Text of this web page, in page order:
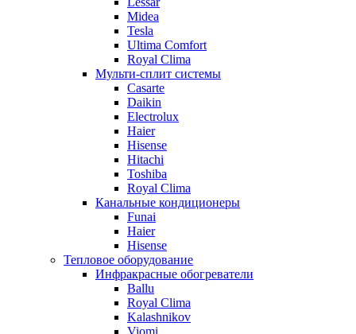
Midea
Tesla
Ultima Comfort
Royal Clima
Мульти-сплит системы
Casarte
Daikin
Electrolux
Haier
Hisense
Hitachi
Toshiba
Royal Clima
Канальные кондиционеры
Funai
Haier
Hisense
Тепловое оборудование
Инфракрасные обогреватели
Ballu
Royal Clima
Kalashnikov
Viomi